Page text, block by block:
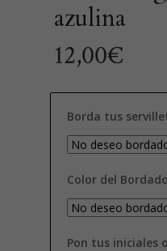
azulina
12,00€
Borda tus
Color del Bordado
Pon tus iniciales